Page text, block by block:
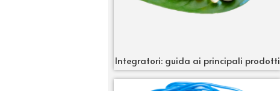
Integratori: guida ai principali prodotti